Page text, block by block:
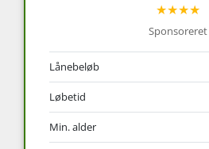
★★★★
Sponsoreret
Lånebeløb
Løbetid
Min. alder